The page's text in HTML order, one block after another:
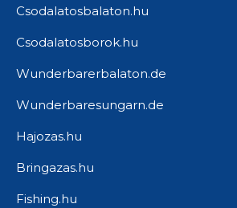
Csodalatosbalaton.hu
Csodalatosborok.hu
Wunderbarerbalaton.de
Wunderbaresungarn.de
Hajozas.hu
Bringazas.hu
Fishing.hu